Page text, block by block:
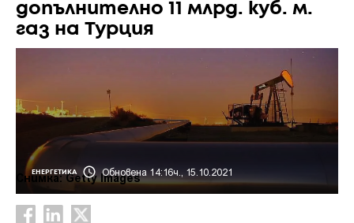
допълнително 11 млрд. куб. м.
газ на Турция
ЕНЕРГЕТИКА Обновена 14:16ч., 15.10.2021
Снимка: Getty Images